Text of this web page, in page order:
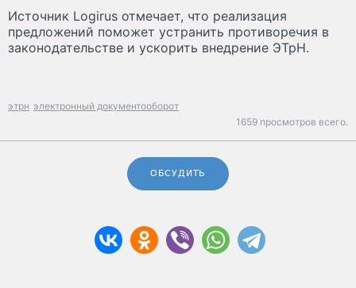
Источник Logirus отмечает, что реализация
предложений поможет устранить противоречия в
законодательстве и ускорить внедрение ЭТрН.
этрн электронный документооборот
1659 просмотров всего.
ОБСУДИТЬ